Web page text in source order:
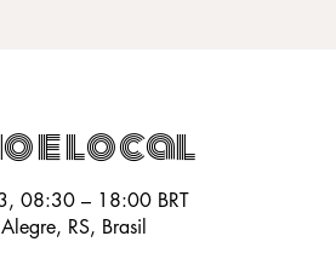
e local
08:30 – 18:00 BRT
RS, Brasil